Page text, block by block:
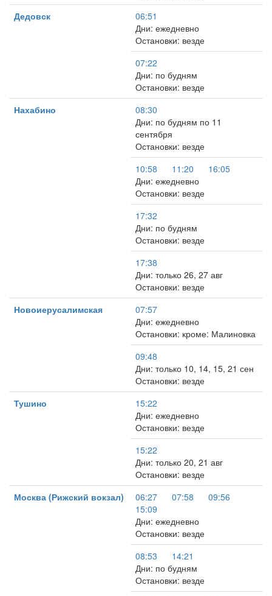
Дедовск
06:51
Дни: ежедневно
Остановки: везде
07:22
Дни: по будням
Остановки: везде
Нахабино
08:30
Дни: по будням по 11
сентября
Остановки: везде
10:58
11:20
16:05
Дни: ежедневно
Остановки: везде
17:32
Дни: по будням
Остановки: везде
17:38
Дни: только 26, 27 авг
Остановки: везде
Новоиерусалимская
07:57
Дни: ежедневно
Остановки: кроме: Малиновка
09:48
Дни: только 10, 14, 15, 21 сен
Остановки: везде
Тушино
15:22
Дни: ежедневно
Остановки: везде
15:22
Дни: только 20, 21 авг
Остановки: везде
Москва (Рижский вокзал)
06:27 07:58
09:56
15:09
Дни: ежедневно
Остановки: везде
08:53
14:21
Дни: по будням
Остановки: везде